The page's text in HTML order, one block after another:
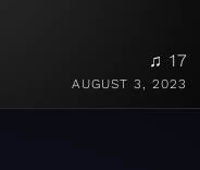
♫ 17
AUGUST 3, 2023